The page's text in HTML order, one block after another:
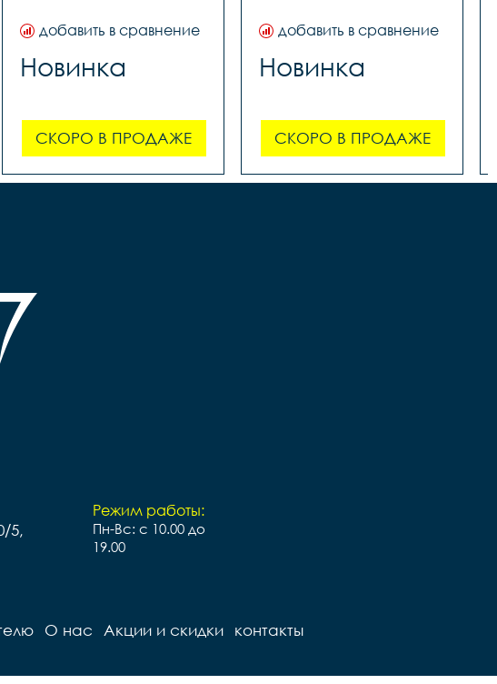
добавить в сравнение
Новинка
СКОРО В ПРОДАЖЕ
добавить в сравнение
Новинка
СКОРО В ПРОДАЖЕ
Режим работы:
Пн-Вс: с 10.00 до
19.00
5,
О нас Акции и скидки контакты